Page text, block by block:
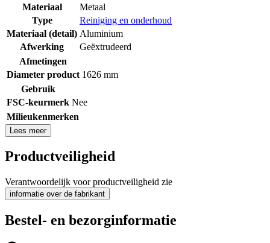
Materiaal
Metaal
Type
Reiniging en onderhoud
Materiaal (detail) Aluminium
Afwerking
Geëxtrudeerd
Afmetingen
Diameter product 1626 mm
Gebruik
FSC-keurmerk Nee
Milieukenmerken
Lees meer
Productveiligheid
Verantwoordelijk voor productveiligheid zie
informatie over de fabrikant
Bestel- en bezorginformatie